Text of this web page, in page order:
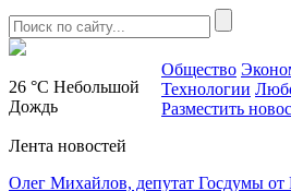
26 °C Небольшой
Дождь
Общество
Технологии
Разместить
Лента новостей
Олег Михайлов, депутат Госдумы